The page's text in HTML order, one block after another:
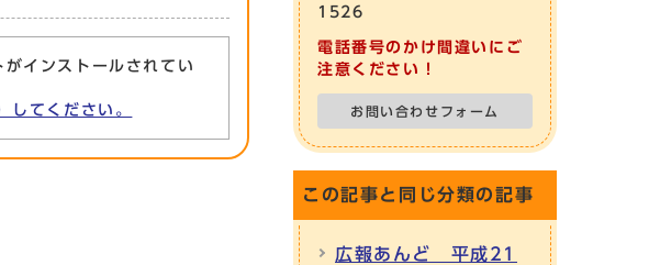
インストールされてい
てください。
1526
電話番号のかけ間違いにご
注意ください！
お問い合わせフォーム
この記事と同じ分類の記事
広報あんど 平成21